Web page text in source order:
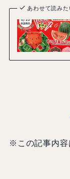
あわせて読みた
※この記事内容